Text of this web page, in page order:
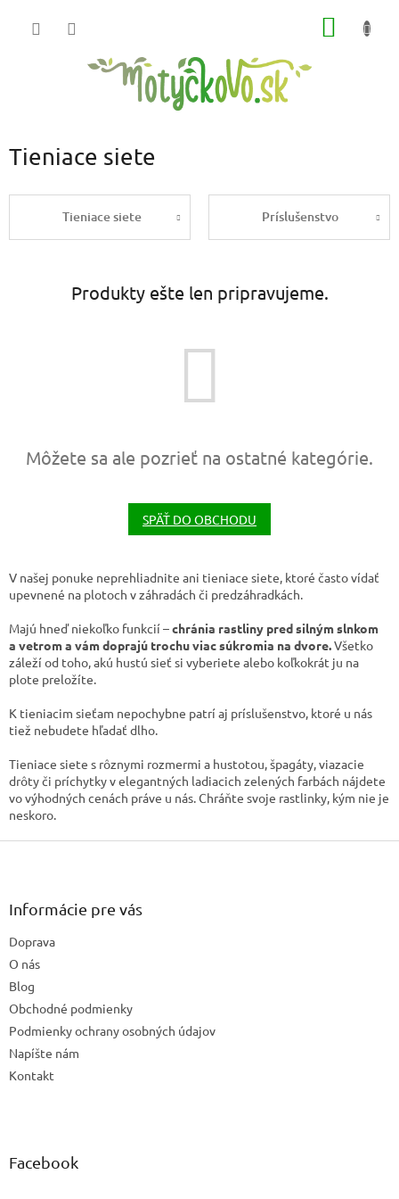
Tieniace siete
Tieniace siete Príslušenstvo
Produkty ešte len pripravujeme.
Môžete sa ale pozrieť na ostatné kategórie.
SPÄŤ DO OBCHODU
V našej ponuke neprehliadnite ani tieniace siete, ktoré často vídať
upevnené na plotoch v záhradách či predzáhradkách.
Majú hneď niekoľko funkcií –chránia rastliny pred silným slnkom
a vetrom a vám doprajú trochu viac súkromia na dvore.Všetko
záleží od toho, akú hustú sieť si vyberiete alebo koľkokrát ju na
plote preložíte.
K tieniacim sieťam nepochybne patrí aj príslušenstvo, ktoré u nás
tiež nebudete hľadať dlho.
Tieniace siete s rôznymi rozmermi a hustotou, špagáty, viazacie
drôty či príchytky v elegantných ladiacich zelených farbách nájdete
vo výhodných cenách práve u nás. Chráňte svoje rastlinky, kým nie je
neskoro.
Z
Informácie pre vás
Doprava
O nás
Blog
Obchodné podmienky
Podmienky ochrany osobných údajov
Napíšte nám
Kontakt
Facebook